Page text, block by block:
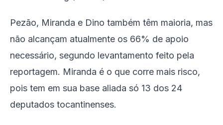
Pezão, Miranda e Dino também têm maioria, mas
não alcançam atualmente os 66% de apoio
necessário, segundo levantamento feito pela
reportagem. Miranda é o que corre mais risco,
pois tem em sua base aliada só 13 dos 24
deputados tocantinenses.